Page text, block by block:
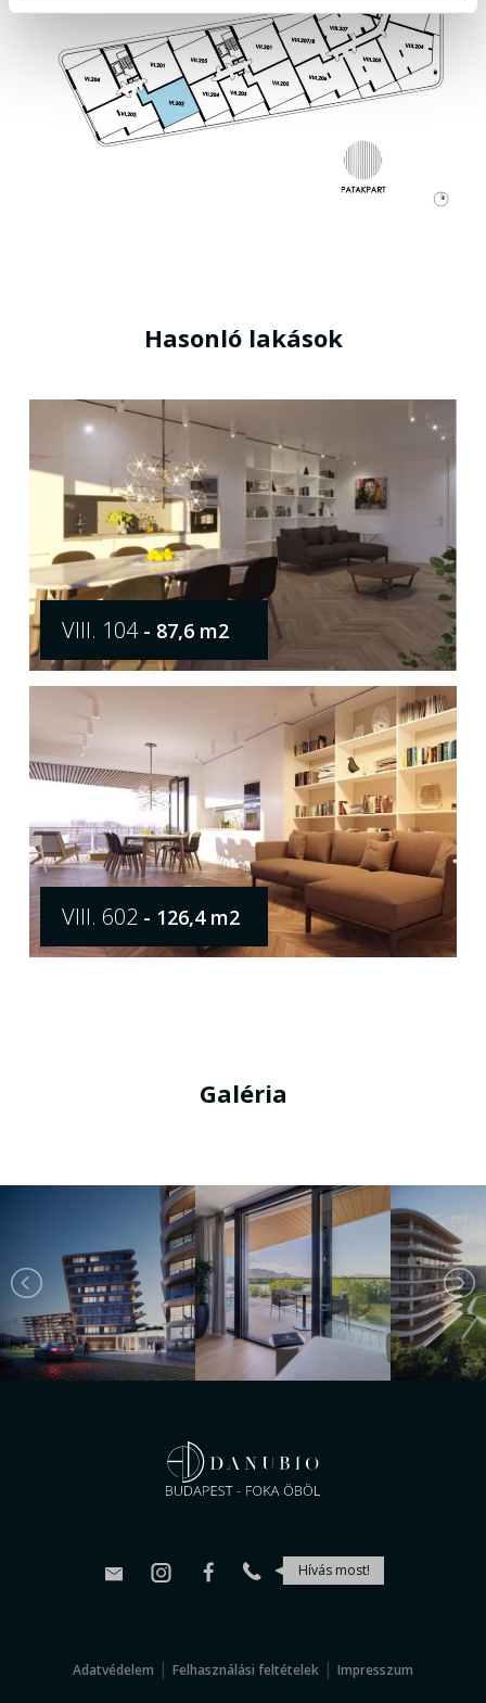
Hasonló lakások
VIII. 104- 87,6 m2
VIII. 602 - 126,4 m2
Galéria
Hívás most!
Adatvédelem | Felhasználási feltételek | Impresszum